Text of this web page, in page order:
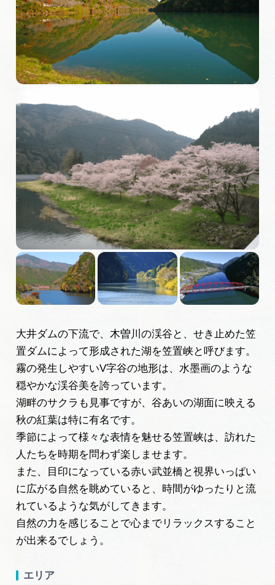
旅行会社・観光事業者の皆様へ
動画ライブラリー
お問い合わせ
運営組織
広告掲載
サイトポリシー
大井ダムの下流で、木曽川の渓谷と、せき止めた笠
置ダムによって形成された湖を笠置峡と呼びます。
霧の発生しやすいV字谷の地形は、水墨画のような
穏やかな渓谷美を誇っています。
湖畔のサクラも見事ですが、谷あいの湖面に映える
秋の紅葉は特に有名です。
季節によって様々な表情を魅せる笠置峡は、訪れた
人たちを時期を問わず楽しませます。
また、目印になっている赤い武並橋と視界いっぱい
に広がる自然を眺めていると、時間がゆったりと流
れているような気がしてきます。
自然の力を感じることで心までリラックスすること
が出来るでしょう。
エリア